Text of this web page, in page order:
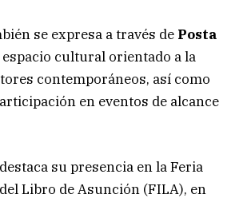
se expresa a través de Posta
espacio cultural orientado a la
contemporáneos, así como
en eventos de alcance
su presencia en la Feria
Libro de Asunción (FILA), en